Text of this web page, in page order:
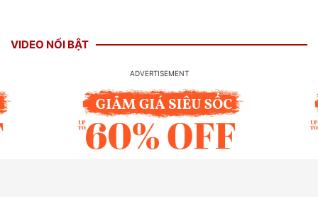
VIDEO NỔI BẬT